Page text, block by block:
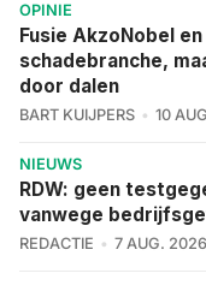
OPINIE
Fusie AkzoNobel
schadebranche,
door dalen
BART KUIJPERS 10
NIEUWS
RDW: geen
vanwege
REDACTIE 7 AUG. 2026